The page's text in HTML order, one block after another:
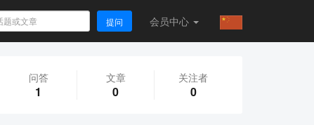
提问 会员中心
问答
1
文章
0
关注者
0